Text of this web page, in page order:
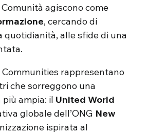
agiscono come
, cercando di
quotidianità, alle sfide di una
rappresentano
che sorreggono una
ampia: il United World
globale dell’ONG New
ispirata al